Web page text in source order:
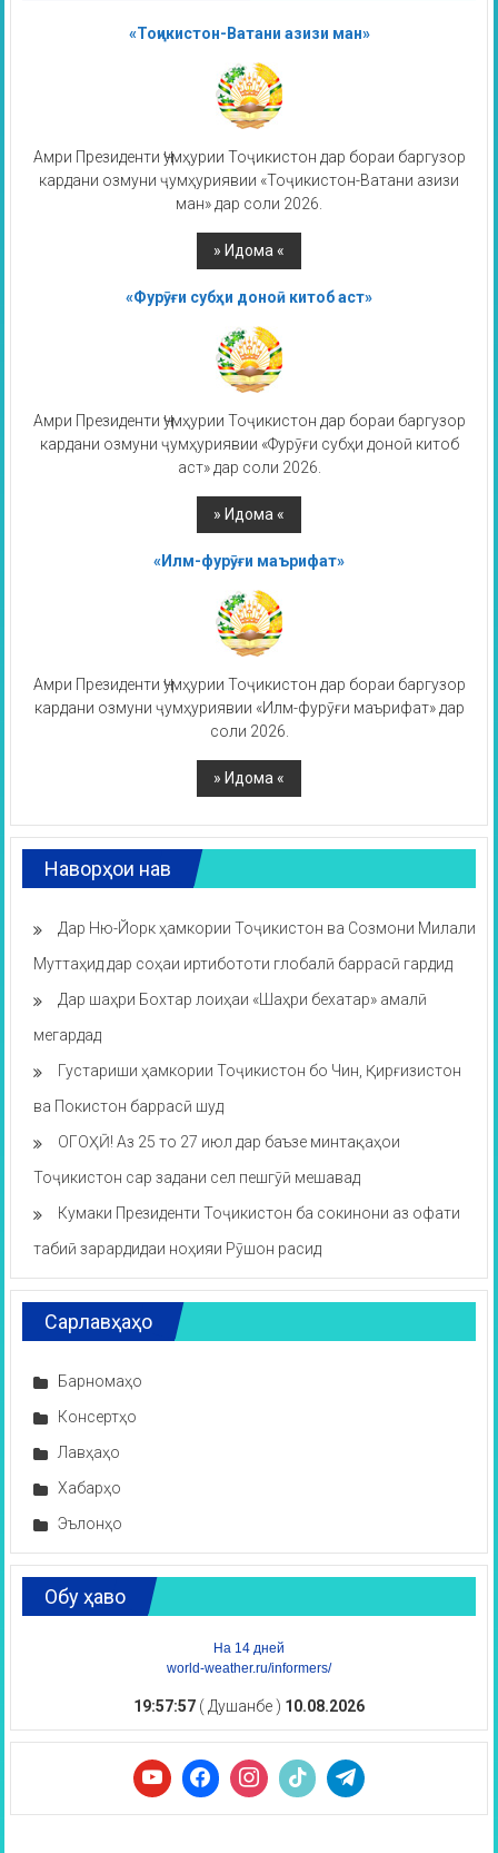
«Тоҷикистон-Ватани азизи ман»
Амри Президенти Ҷумҳурии Тоҷикистон дар бораи баргузор
кардани озмуни ҷумҳуриявии «Тоҷикистон-Ватани азизи
ман» дар соли 2026.
«Фурӯғи субҳи доноӣ китоб аст»
Амри Президенти Ҷумҳурии Тоҷикистон дар бораи баргузор
кардани озмуни ҷумҳуриявии «Фурӯғи субҳи доноӣ китоб
аст» дар соли 2026.
«Илм-фурӯғи маърифат»
Амри Президенти Ҷумҳурии Тоҷикистон дар бораи баргузор
кардани озмуни ҷумҳуриявии «Илм-фурӯғи маърифат» дар
соли 2026.
Наворҳои нав
Дар Ню-Йорк ҳамкории Тоҷикистон ва Созмони Милали
Муттаҳид дар соҳаи иртибототи глобалӣ баррасӣ гардид
Дар шаҳри Бохтар лоиҳаи «Шаҳри бехатар» амалӣ
мегардад
Густариши ҳамкории Тоҷикистон бо Чин, Қирғизистон
ва Покистон баррасӣ шуд
ОГОҲӢ! Аз 25 то 27 июл дар баъзе минтақаҳои
Тоҷикистон сар задани сел пешгӯӣ мешавад
Кумаки Президенти Тоҷикистон ба сокинони аз офати
табиӣ зарардидаи ноҳияи Рӯшон расид
Сарлавҳаҳо
Барномаҳо
Консертҳо
Лавҳаҳо
Хабарҳо
Эълонҳо
Обу ҳаво
На 14 дней
world-weather.ru/informers/
19:57:58 ( Душанбе ) 10.08.2026